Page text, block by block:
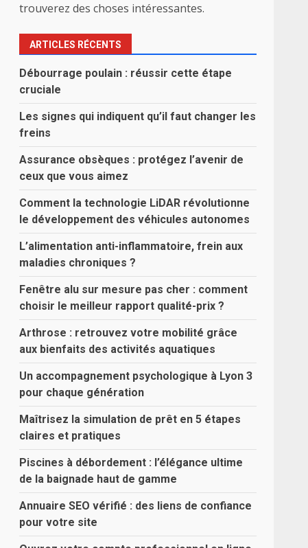
trouverez des choses intéressantes.
ARTICLES RÉCENTS
Débourrage poulain : réussir cette étape
cruciale
Les signes qui indiquent qu’il faut changer les
freins
Assurance obsèques : protégez l’avenir de
ceux que vous aimez
Comment la technologie LiDAR révolutionne
le développement des véhicules autonomes
L’alimentation anti-inflammatoire, frein aux
maladies chroniques ?
Fenêtre alu sur mesure pas cher : comment
choisir le meilleur rapport qualité-prix ?
Arthrose : retrouvez votre mobilité grâce
aux bienfaits des activités aquatiques
Un accompagnement psychologique à Lyon 3
pour chaque génération
Maîtrisez la simulation de prêt en 5 étapes
claires et pratiques
Piscines à débordement : l’élégance ultime
de la baignade haut de gamme
Annuaire SEO vérifié : des liens de confiance
pour votre site